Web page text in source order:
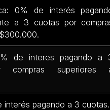
0% de interés
a 3 cuotas por
de interes pagando a
compras superiores
interés pagando a 3 cuotas.